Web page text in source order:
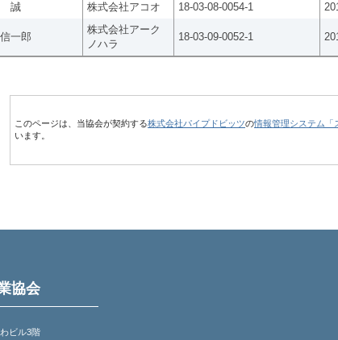
誠 株式会社アコオ 18-03-08-0054-1
一郎
株式会社アーク
ノハラ
18-03-09-0052-1
このページは、当協会が契約する株式会社パイプドビッツの情報管理システム「
います。
協会
ビル3階